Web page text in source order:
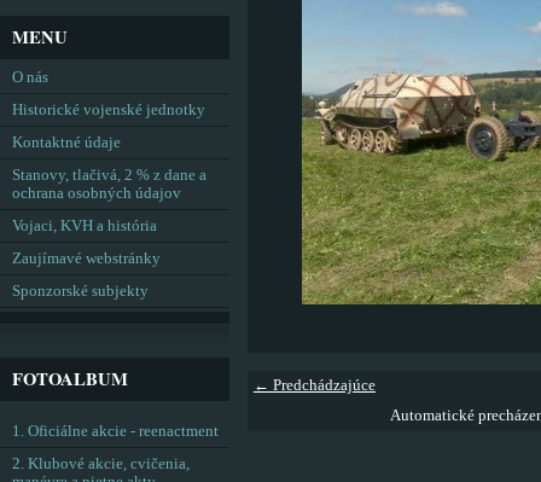
← Predchádzajúce
Automatické
MENU
O nás
Historické vojenské jednotky
Kontaktné údaje
Stanovy, tlačivá, 2 % z dane a
ochrana osobných údajov
Vojaci, KVH a história
Zaujímavé webstránky
Sponzorské subjekty
FOTOALBUM
1. Oficiálne akcie - reenactment
2. Klubové akcie, cvičenia,